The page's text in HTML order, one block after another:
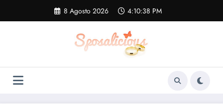
contenuto
8 Agosto 2026 4:10:39 PM